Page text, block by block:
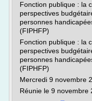
Fonction publique : la
perspectives
personnes
(FIPHFP)
Fonction publique : la
perspectives
personnes
(FIPHFP)
Mercredi 9 novembre
Réunie le 9 novembre